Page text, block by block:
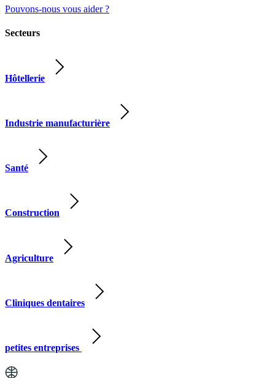
Pouvons-nous vous aider ?
Secteurs
Hôtellerie
Industrie manufacturière
Santé
Construction
Agriculture
Cliniques dentaires
petites entreprises